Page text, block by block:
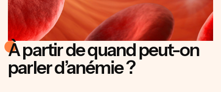
À partir de quand peut-on
parler d’anémie ?